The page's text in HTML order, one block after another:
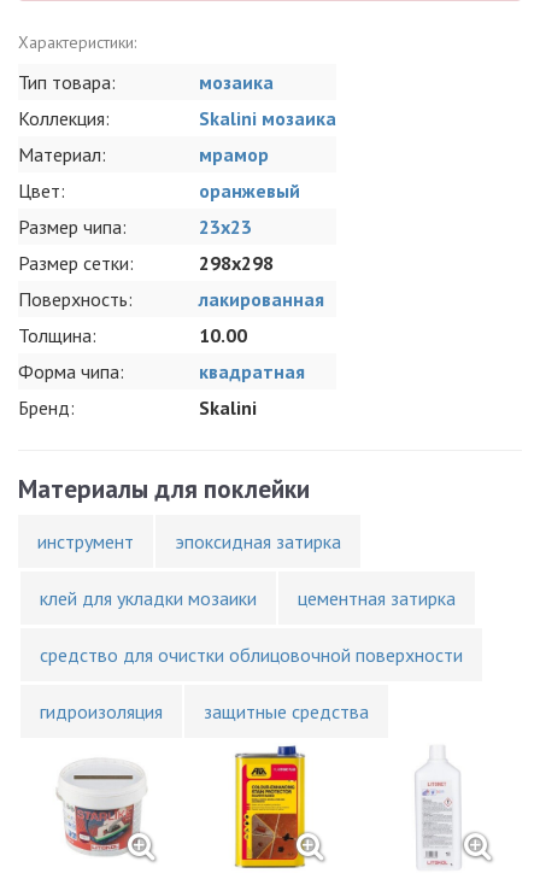
Характеристики:
Тип товара:
мозаика
Коллекция:
Skalini мозаика
Материал:
мрамор
Цвет:
оранжевый
Размер чипа:
23x23
Размер сетки:
298x298
Поверхность:
лакированная
Толщина:
10.00
Форма чипа:
квадратная
Бренд:
Skalini
Материалы для поклейки
инструмент эпоксидная затирка
клей для укладки мозаики цементная затирка
средство для очистки облицовочной поверхности
гидроизоляция защитные средства